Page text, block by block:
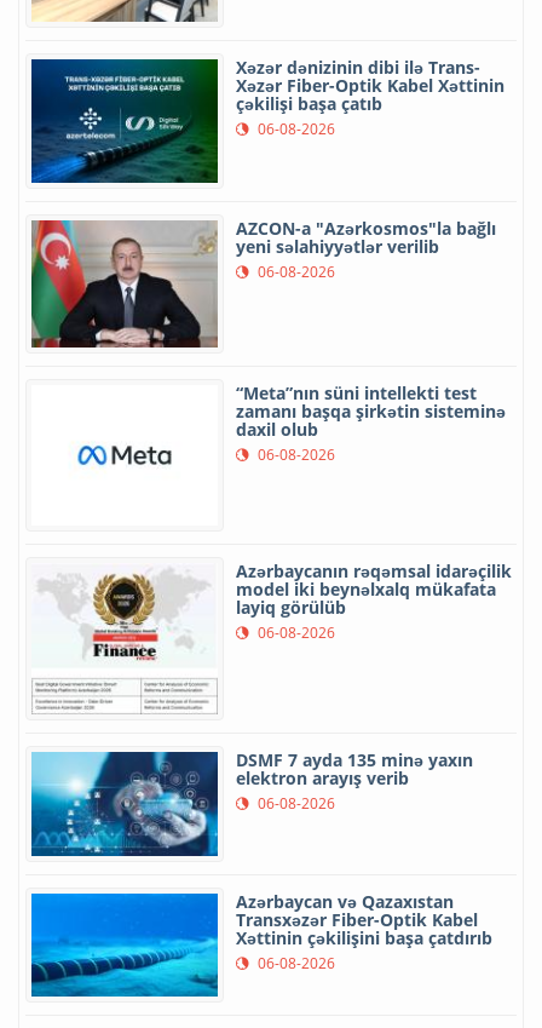
Xəzər dənizinin dibi ilə Trans-
Xəzər Fiber-Optik Kabel Xəttinin
çəkilişi başa çatıb
06-08-2026
AZCON-a "Azərkosmos"la bağlı
yeni səlahiyyətlər verilib
06-08-2026
“Meta”nın süni intellekti test
zamanı başqa şirkətin sisteminə
daxil olub
06-08-2026
Azərbaycanın rəqəmsal idarəçilik
model iki beynəlxalq mükafata
layiq görülüb
06-08-2026
DSMF 7 ayda 135 minə yaxın
elektron arayış verib
06-08-2026
Azərbaycan və Qazaxıstan
Transxəzər Fiber-Optik Kabel
Xəttinin çəkilişini başa çatdırıb
06-08-2026